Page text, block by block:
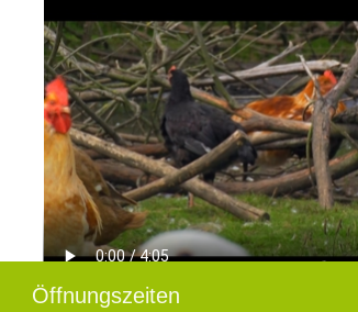
Öffnungszeiten